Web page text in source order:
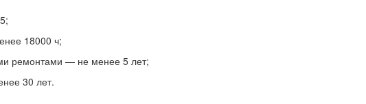
18000 ч;
ремонтами — не менее 5 лет;
30 лет.